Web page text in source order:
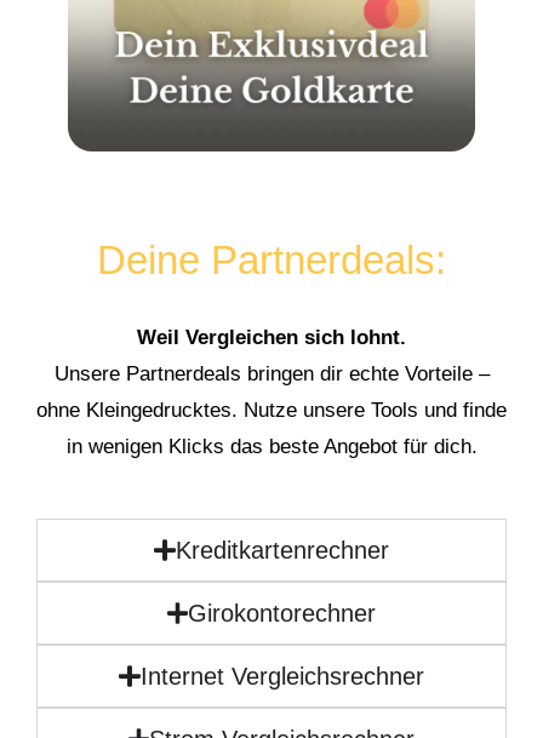
Deine Partnerdeals:
Weil Vergleichen sich lohnt.
Unsere Partnerdeals bringen dir echte Vorteile –
ohne Kleingedrucktes. Nutze unsere Tools und finde
in wenigen Klicks das beste Angebot für dich.
Kreditkartenrechner
Girokontorechner
Internet Vergleichsrechner